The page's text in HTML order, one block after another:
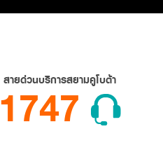
สายด่วนบริการสยามคูโบต้า
1747